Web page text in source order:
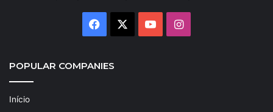
Facebook YouTubeInstagram
POPULAR COMPANIES
Início